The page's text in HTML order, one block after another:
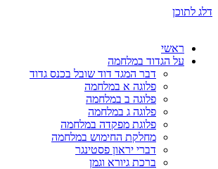
דלג לתוכן
ראשי
על הגדוד במלחמה
דבר המגד דוד שובל בכנס גדוד
פלוגה א במלחמה
פלוגה ב במלחמה
פלוגה ג במלחמה
פלוגת מפקדה במלחמה
מחלקת החימוש במלחמה
דברי יראון פסטינגר
ברכת גיורא וגמן